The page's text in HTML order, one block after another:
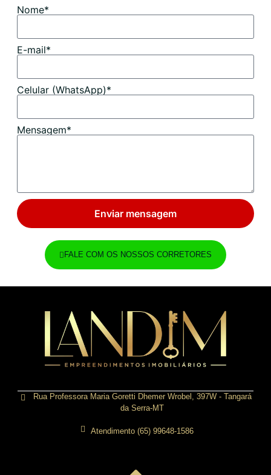
Nome*
E-mail*
Celular (WhatsApp)*
Mensagem*
Enviar mensagem
FALE COM OS NOSSOS CORRETORES
Rua Professora Maria Goretti Dhemer Wrobel, 397W - Tangará
da Serra-MT
Atendimento (65) 99648-1586